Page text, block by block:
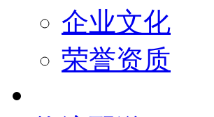
企业文化
荣誉资质